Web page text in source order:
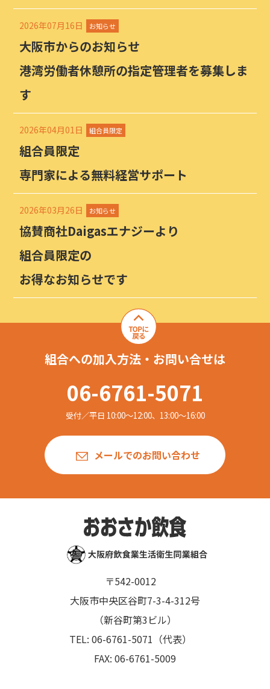
2026年07月16日 お知らせ
大阪市からのお知らせ
港湾労働者休憩所の指定管理者を募集しま
す
2026年04月01日 組合員限定
組合員限定
専門家による無料経営サポート
2026年03月26日 お知らせ
協賛商社Daigasエナジーより
組合員限定の
お得なお知らせです
組合への加入方法・お問い合せは
06-6761-5071
受付／平日 10:00〜12:00、13:00〜16:00
メールでのお問い合わせ
〒542-0012
大阪市中央区谷町7-3-4-312号
（新谷町第3ビル）
TEL: 06-6761-5071（代表）
FAX: 06-6761-5009